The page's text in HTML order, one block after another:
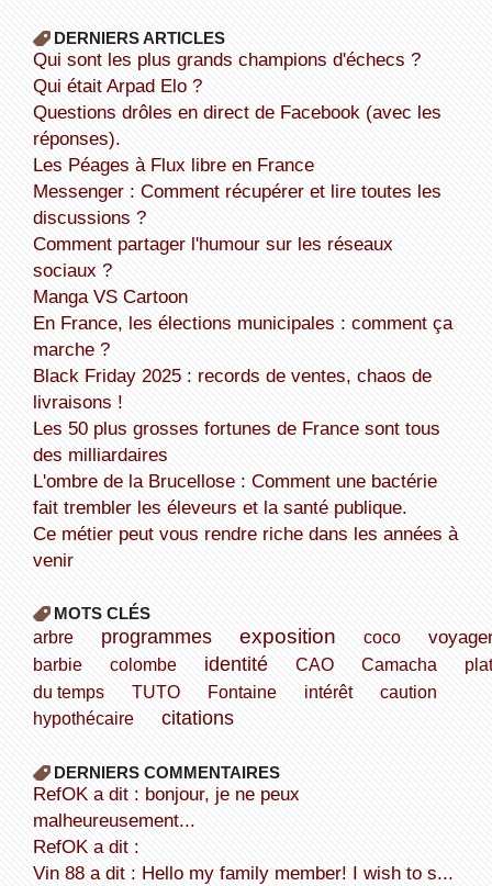
DERNIERS ARTICLES
Qui sont les plus grands champions d'échecs ?
Qui était Arpad Elo ?
Questions drôles en direct de Facebook (avec les
réponses).
Les Péages à Flux libre en France
Messenger : Comment récupérer et lire toutes les
discussions ?
Comment partager l'humour sur les réseaux
sociaux ?
Manga VS Cartoon
En France, les élections municipales : comment ça
marche ?
Black Friday 2025 : records de ventes, chaos de
livraisons !
Les 50 plus grosses fortunes de France sont tous
des milliardaires
L'ombre de la Brucellose : Comment une bactérie
fait trembler les éleveurs et la santé publique.
Ce métier peut vous rendre riche dans les années à
venir
MOTS CLÉS
arbre programmes exposition coco
barbie colombe identité CAO Camacha
du temps
TUTO Fontaine intérêt
caution
hypothécaire
citations
DERNIERS COMMENTAIRES
refOK a dit : bonjour, je ne peux
malheureusement...
refOK a dit :
Vin 88 a dit : Hello my family member! I wish to s...